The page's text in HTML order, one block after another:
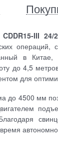
III 24/
в
до 4,5
для
4500 мм